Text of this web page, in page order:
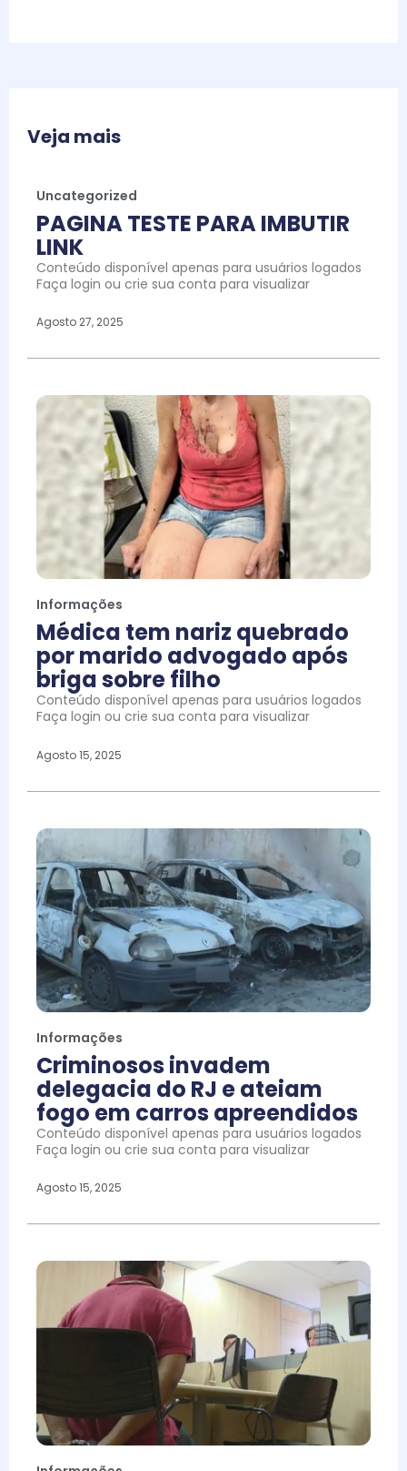
Veja mais
Uncategorized
PAGINA TESTE PARA IMBUTIR
LINK
Conteúdo disponível apenas para usuários logados
Faça login ou crie sua conta para visualizar
Agosto 27, 2025
Informações
Médica tem nariz quebrado
por marido advogado após
briga sobre filho
Conteúdo disponível apenas para usuários logados
Faça login ou crie sua conta para visualizar
Agosto 15, 2025
Informações
Criminosos invadem
delegacia do RJ e ateiam
fogo em carros apreendidos
Conteúdo disponível apenas para usuários logados
Faça login ou crie sua conta para visualizar
Agosto 15, 2025